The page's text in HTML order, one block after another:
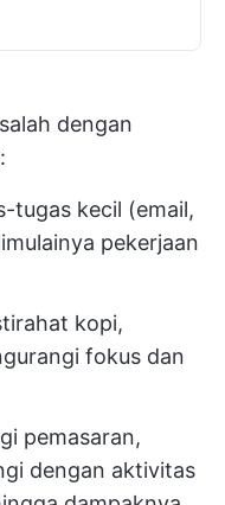
dengan
tugas kecil (email,
pekerjaan
kopi,
fokus dan
pemasaran,
dengan aktivitas